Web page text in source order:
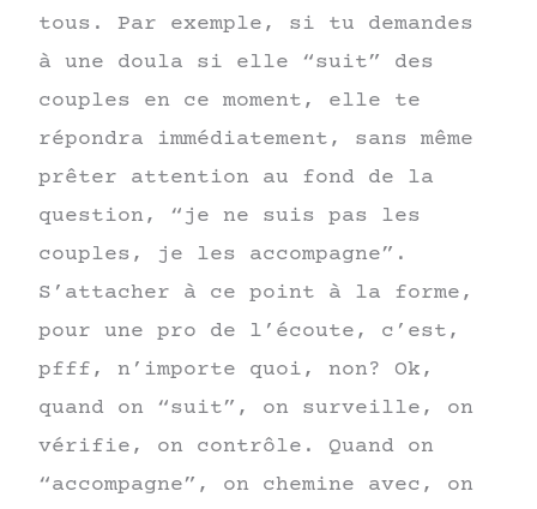
tous. Par exemple, si tu demandes
à une doula si elle “suit” des
couples en ce moment, elle te
répondra immédiatement, sans même
prêter attention au fond de la
question, “je ne suis pas les
couples, je les accompagne”.
S’attacher à ce point à la forme,
pour une pro de l’écoute, c’est,
pfff, n’importe quoi, non? Ok,
quand on “suit”, on surveille, on
vérifie, on contrôle. Quand on
“accompagne”, on chemine avec, on